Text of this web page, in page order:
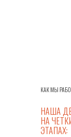
КАК МЫ
НАША
НА
ЭТАПАХ: